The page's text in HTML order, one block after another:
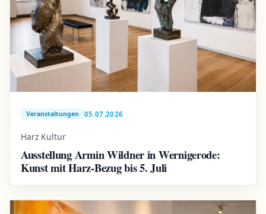
Veranstaltungen 05.07.2026
Harz Kultur
Ausstellung Armin Wildner in Wernigerode:
Kunst mit Harz-Bezug bis 5. Juli